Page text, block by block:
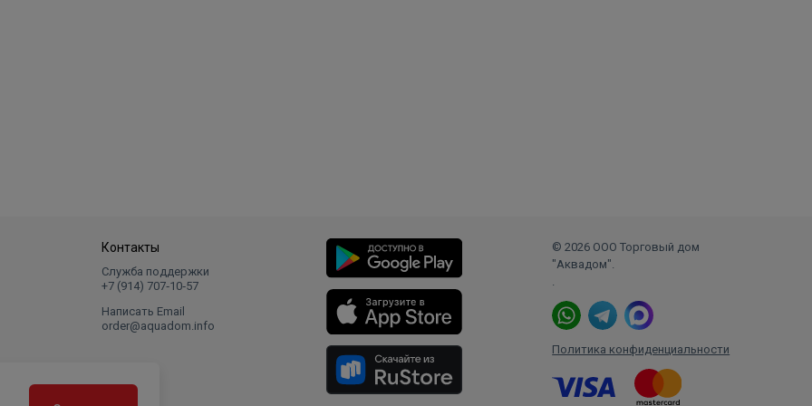
Контакты
Служба поддержки
+7 (914) 707‑10‑57
Написать Email
order@aquadom.info
© 2026 ООО Торговый дом
"Аквадом".
.
Политика конфиденциальности